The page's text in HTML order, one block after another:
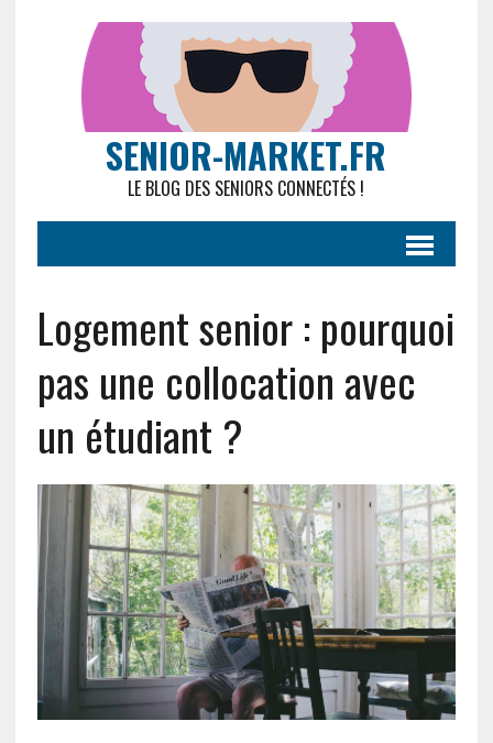
SENIOR-MARKET.FR
LE BLOG DES SENIORS CONNECTÉS !
Logement senior : pourquoi
pas une collocation avec
un étudiant ?